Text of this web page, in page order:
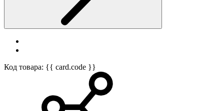
Код товара: {{ card.code }}